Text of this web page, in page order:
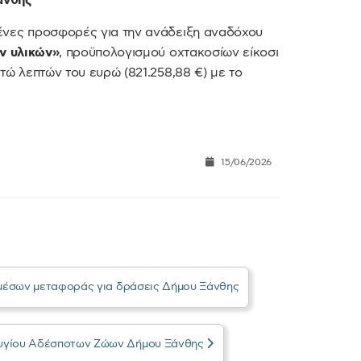
προσφορές για την ανάδειξη αναδόχου
υλικών», προϋπολογισμού οχτακοσίων είκοσι
λεπτών του ευρώ (821.258,88 €) με το
15/06/2026
μεταφοράς για δράσεις Δήμου Ξάνθης
Αδέσποτων Ζώων Δήμου Ξάνθης